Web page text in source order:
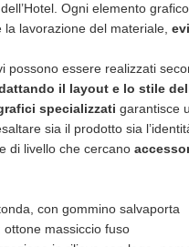
dell’Hotel. Ogni elemento
la lavorazione del materiale,
possono essere realizzati
il layout e lo stile
specializzati garantisce
sia il prodotto sia
di livello che cercano
con gommino salvaporta
ottone massiccio fuso